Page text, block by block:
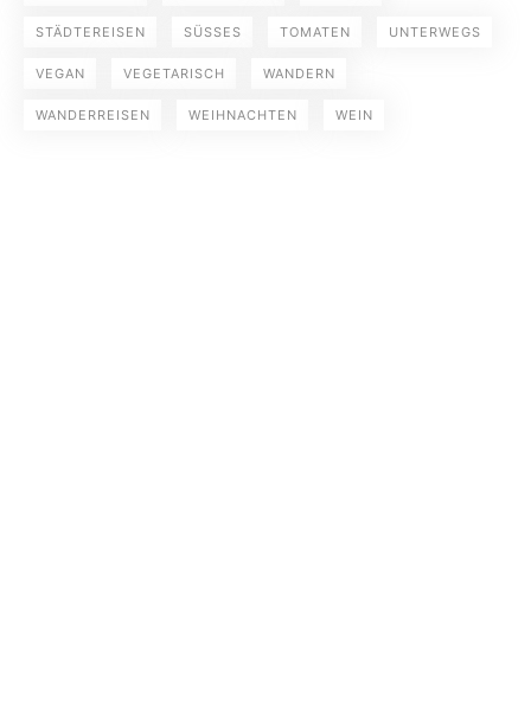
STÄDTEREISEN SÜSSES TOMATEN UNTERWEGS
VEGAN VEGETARISCH WANDERN
WANDERREISEN WEIHNACHTEN WEIN